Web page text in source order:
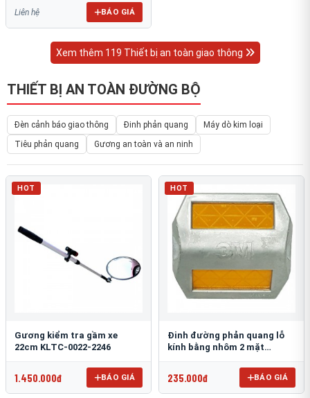
Liên hệ BÁO GIÁ
Xem thêm 119 Thiết bị an toàn giao thông
THIẾT BỊ AN TOÀN ĐƯỜNG BỘ
Đèn cảnh báo giao thông Đinh phản quang
Máy dò kim loại
Tiêu phản quang
Gương an toàn và an ninh
HOT
Gương kiểm tra gầm xe
22cm KLTC-0022-2246
1.450.000đ BÁO GIÁ
HOT
Đinh đường phản quang lỗ
kính bằng nhôm 2 mặt
235.000đ BÁO GIÁ